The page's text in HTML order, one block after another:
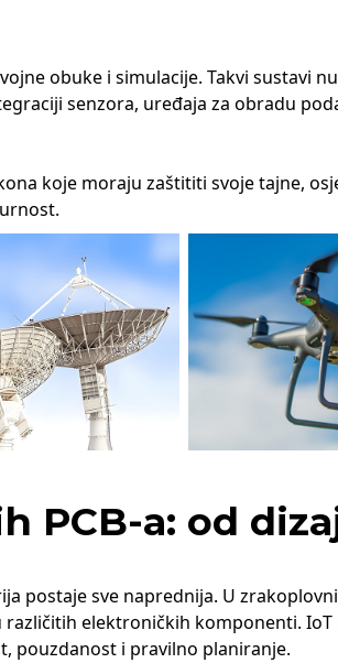
obuke i simulacije. Takvi sustavi
senzora, uređaja za obradu
koje moraju zaštititi svoje tajne,
PCB-a: od
postaje sve naprednija. U
elektroničkih komponenti.
pouzdanost i pravilno planiranje.